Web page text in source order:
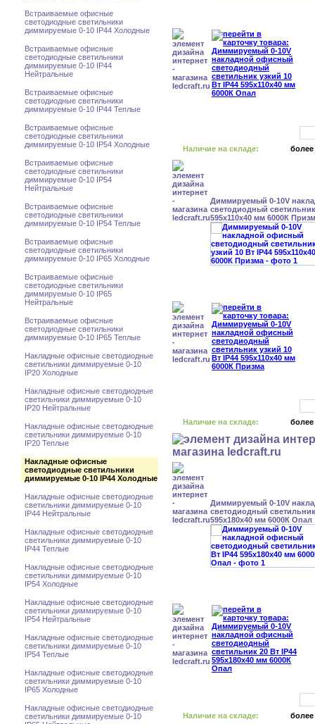
Встраиваемые офисные
светодиодные светильники
диммируемые 0-10 IP44 Холодные
Встраиваемые офисные
светодиодные светильники
диммируемые 0-10 IP44
Нейтральные
Встраиваемые офисные
светодиодные светильники
диммируемые 0-10 IP44 Теплые
Встраиваемые офисные
светодиодные светильники
диммируемые 0-10 IP54 Холодные
Встраиваемые офисные
светодиодные светильники
диммируемые 0-10 IP54
Нейтральные
Встраиваемые офисные
светодиодные светильники
диммируемые 0-10 IP54 Теплые
Встраиваемые офисные
светодиодные светильники
диммируемые 0-10 IP65 Холодные
Встраиваемые офисные
светодиодные светильники
диммируемые 0-10 IP65
Нейтральные
Встраиваемые офисные
светодиодные светильники
диммируемые 0-10 IP65 Теплые
Накладные офисные светодиодные
светильники диммируемые 0-10
IP20 Холодные
Накладные офисные светодиодные
светильники диммируемые 0-10
IP20 Нейтральные
Накладные офисные светодиодные
светильники диммируемые 0-10
IP20 Теплые
Накладные офисные
светодиодные светильники
диммируемые 0-10 IP44 Холодные
Накладные офисные светодиодные
светильники диммируемые 0-10
IP44 Нейтральные
Накладные офисные светодиодные
светильники диммируемые 0-10
IP44 Теплые
Накладные офисные светодиодные
светильники диммируемые 0-10
IP54 Холодные
Накладные офисные светодиодные
светильники диммируемые 0-10
IP54 Нейтральные
Накладные офисные светодиодные
светильники диммируемые 0-10
IP54 Теплые
Накладные офисные светодиодные
светильники диммируемые 0-10
IP65 Холодные
Накладные офисные светодиодные
светильники диммируемые 0-10
Наличие на складе: более
Диммируемый 0-10V
светодиодный светильник
595x110x40 мм 6000К
Наличие на складе: более
Диммируемый 0-10V
светодиодный
595x180x40 мм 6000К Опал
Наличие на складе: более